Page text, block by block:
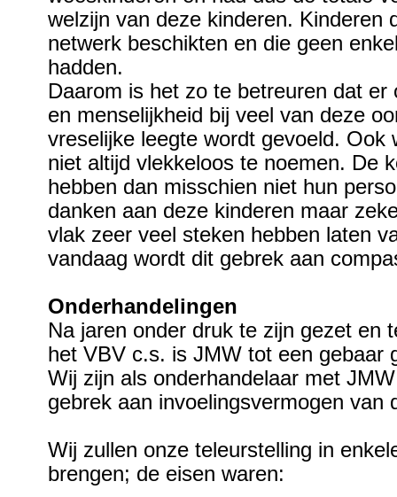
welzijn van deze kinderen. Kinderen
netwerk beschikten en die geen
hadden.
Daarom is het zo te betreuren dat
en menselijkheid bij veel van deze
vreselijke leegte wordt gevoeld. Ook
niet altijd vlekkeloos te noemen. De
hebben dan misschien niet hun
danken aan deze kinderen maar
vlak zeer veel steken hebben laten
vandaag wordt dit gebrek aan
Onderhandelingen
Na jaren onder druk te zijn gezet en
het VBV c.s. is JMW tot een gebaar
Wij zijn als onderhandelaar met
gebrek aan invoelingsvermogen van
Wij zullen onze teleurstelling in
brengen; de eisen waren: